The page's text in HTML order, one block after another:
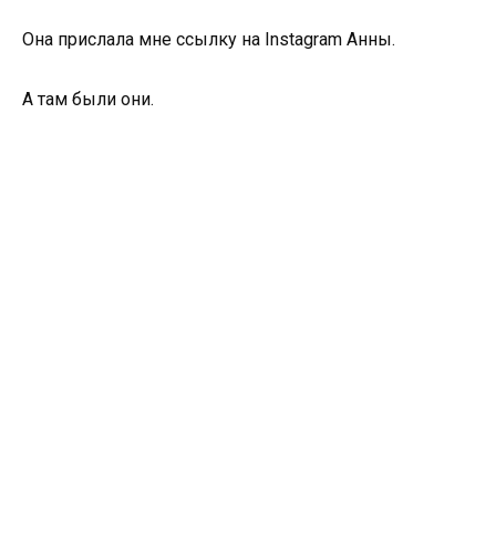
Она прислала мне ссылку на Instagram Анны.
А там были они.